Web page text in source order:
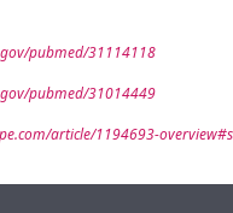
pubmed/31114118
pubmed/31014449
article/1194693-